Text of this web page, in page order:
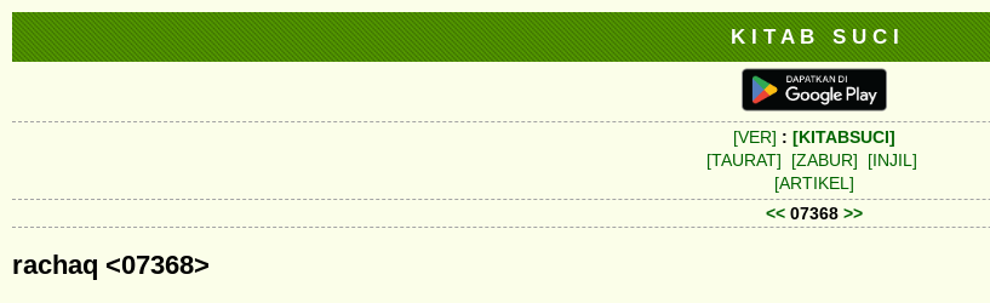
K I T A B S U C I
[VER] : [KITABSUCI]
[TAURAT]
[ZABUR]
[INJIL]
[ARTIKEL]
<< 07368 >>
rachaq <07368>